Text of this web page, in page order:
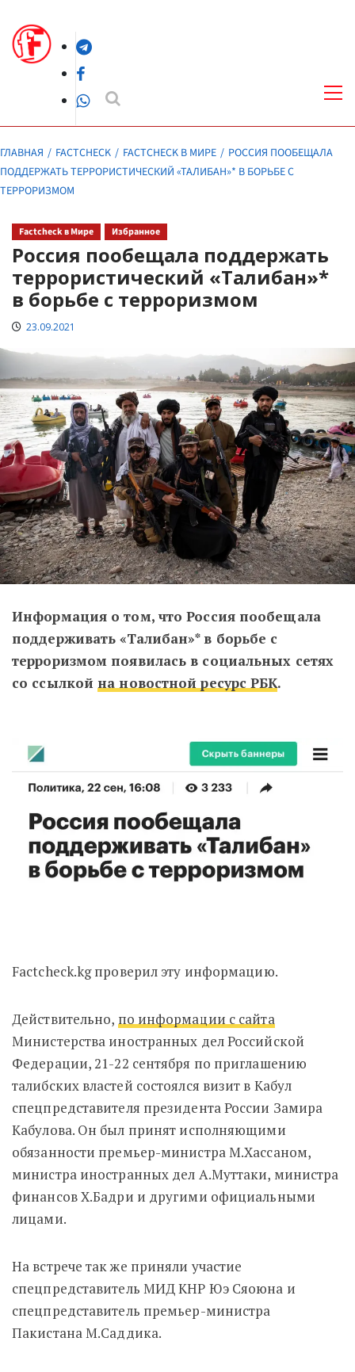
содержимомуTelegram
Facebook
WhatsApp
ГЛАВНАЯ FACTCHECK FACTCHECK В МИРЕ
РОССИЯ ПООБЕЩАЛА
ПОДДЕРЖАТЬ ТЕРРОРИСТИЧЕСКИЙ «ТАЛИБАН»* В БОРЬБЕ С
ТЕРРОРИЗМОМ
Factcheck в Мире Избранное
Россия пообещала поддержать
террористический «Талибан»*
в борьбе с терроризмом
23.09.2021
Информация о том, что Россия пообещала
поддерживать «Талибан»* в борьбе с
терроризмом появилась в социальных сетях
со ссылкой на новостной ресурс РБК.
Factcheck.kg проверил эту информацию.
Действительно, по информации с сайта
Министерства иностранных дел Российской
Федерации, 21-22 сентября по приглашению
талибских властей состоялся визит в Кабул
спецпредставителя президента России Замира
Кабулова. Он был принят исполняющими
обязанности премьер-министра М.Хассаном,
министра иностранных дел А.Муттаки, министра
финансов Х.Бадри и другими официальными
лицами.
На встрече так же приняли участие
спецпредставитель МИД КНР Юэ Сяоюна и
спецпредставитель премьер-министра
Пакистана М.Саддика.